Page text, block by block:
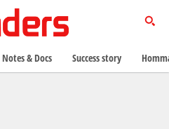
Notes & Docs Success story